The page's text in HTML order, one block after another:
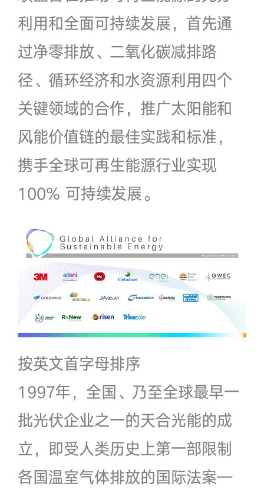
利用和全面可持续发展，首先通
过净零排放、二氧化碳减排路
径、循环经济和水资源利用四个
关键领域的合作，推广太阳能和
风能价值链的最佳实践和标准，
携手全球可再生能源行业实现
100% 可持续发展。
按英文首字母排序
1997年，全国、乃至全球最早一
批光伏企业之一的天合光能的成
立，即受人类历史上第一部限制
各国温室气体排放的国际法案—